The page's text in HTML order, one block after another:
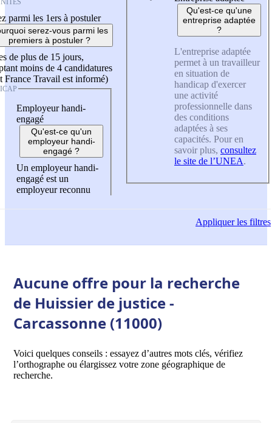
parmi les 1ers à postuler
serez-vous parmi les
premiers à postuler ?
de plus de 15 jours,
moins de 4 candidatures
France Travail est informé)
Employeur handi-
engagé
Qu'est-ce qu'un
employeur handi-
engagé ?
Un employeur handi-
engagé est un
employeur reconnu
Qu'est-ce qu'une
entreprise adaptée
?
L'entreprise adaptée
permet à un travailleur
en situation de
handicap d'exercer
une activité
professionnelle dans
des conditions
adaptées à ses
capacités. Pour en
savoir plus, consultez
le site de l’UNEA.
Appliquerles filtres
Aucune offre pour la recherche
de Huissier de justice -
Carcassonne (11000)
Voici quelques conseils : essayez d’autres mots clés, vérifiez
l’orthographe ou élargissez votre zone géographique de
recherche.